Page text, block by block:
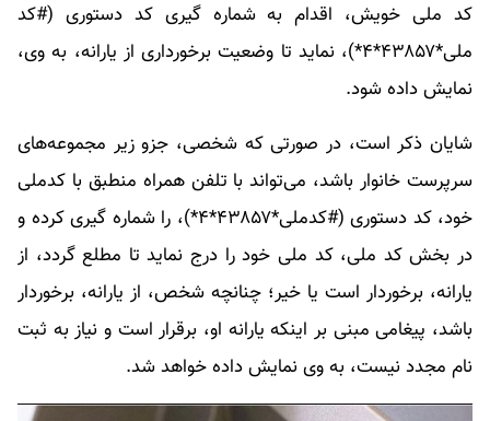
کد ملی خویش، اقدام به شماره گیری کد دستوری (#کد
ملی*۴۳۸۵۷*۴*)، نماید تا وضعیت برخورداری از یارانه، به وی،
نمایش داده شود.
شایان ذکر است، در صورتی که شخصی، جزو زیر مجموعه‌های
سرپرست خانوار باشد، می‌تواند با تلفن همراه منطبق با کدملی
خود، کد دستوری (#کدملی*۴۳۸۵۷*۴*)، را شماره گیری کرده و
در بخش کد ملی، کد ملی خود را درج نماید تا مطلع گردد، از
یارانه، برخوردار است یا خیر؛ چنانچه شخص، از یارانه، برخوردار
باشد، پیغامی مبنی بر اینکه یارانه او، برقرار است و نیاز به ثبت
نام مجدد نیست، به وی نمایش داده خواهد شد.